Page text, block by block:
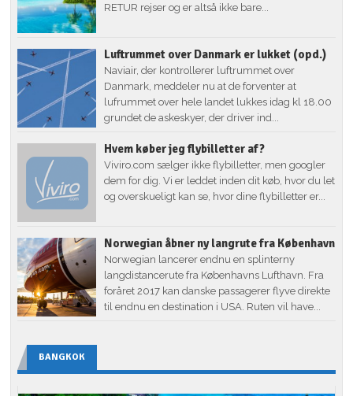
RETUR rejser og er altså ikke bare...
Luftrummet over Danmark er lukket (opd.)
Naviair, der kontrollerer luftrummet over
Danmark, meddeler nu at de forventer at
lufrummet over hele landet lukkes idag kl 18.00
grundet de askeskyer, der driver ind...
Hvem køber jeg flybilletter af?
Viviro.com sælger ikke flybilletter, men googler
dem for dig. Vi er leddet inden dit køb, hvor du let
og overskueligt kan se, hvor dine flybilletter er...
Norwegian åbner ny langrute fra København
Norwegian lancerer endnu en splinterny
langdistancerute fra Københavns Lufthavn. Fra
foråret 2017 kan danske passagerer flyve direkte
til endnu en destination i USA. Ruten vil have...
BANGKOK